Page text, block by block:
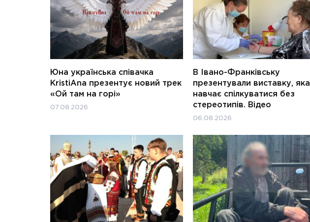
Юна українська співачка
KristiAna презентує новий трек
«Ой там на горі»
07.08.2026
В Івано-Франківську
презентували виставку, яка
навчає спілкуватися без
стереотипів. Відео
06.08.2026